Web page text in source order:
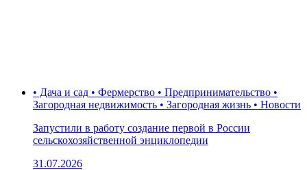
• Дача и сад • Фермерство • Предпринимательство •
Загородная недвижимость • Загородная жизнь • Новости
Запустили в работу создание первой в России
сельскохозяйственной энциклопедии
31.07.2026